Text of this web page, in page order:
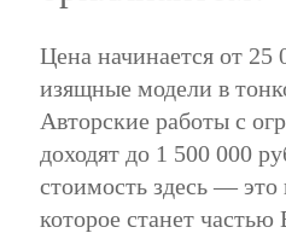
Цена начинается от
изящные модели в
Авторские работы с
доходят до 1 500 000
стоимость здесь —
которое станет